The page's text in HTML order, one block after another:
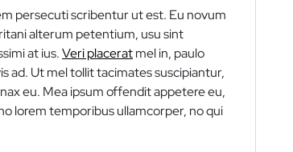
persecuti scribentur ut est. Eu novum
alterum petentium, usu sint
at ius.Veri placeratmel in, paulo
ad. Ut mel tollit tacimates suscipiantur,
eu. Mea ipsum offendit appetere eu,
lorem temporibus ullamcorper, no qui